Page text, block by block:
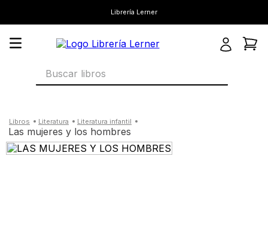
Librería Lerner
Buscar libros
literatura literatura infantil
las mujeres y los hombres